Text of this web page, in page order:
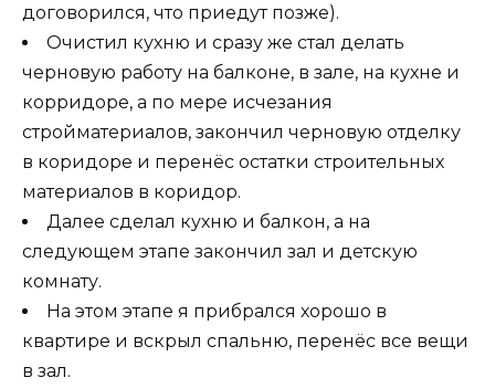
договорился, что приедут позже).
Очистил кухню и сразу же стал делать
черновую работу на балконе, в зале, на кухне и
корридоре, а по мере исчезания
стройматериалов, закончил черновую отделку
в коридоре и перенёс остатки строительных
материалов в коридор.
Далее сделал кухню и балкон, а на
следующем этапе закончил зал и детскую
комнату.
На этом этапе я прибрался хорошо в
квартире и вскрыл спальню, перенёс все вещи
в зал.